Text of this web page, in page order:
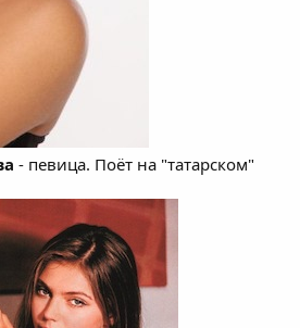
- певица. Поёт на "татарском"